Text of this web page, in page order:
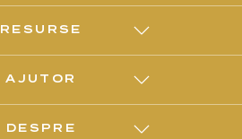
RESURSE
AJUTOR
DESPRE